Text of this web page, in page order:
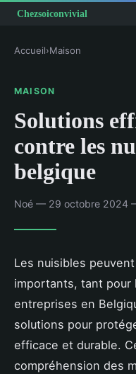
Accueil›Maison
MAISON
Solutions
contre les
belgique
Noé — 29 octobre 2024
Les nuisibles
importants, tant pour
entreprises en
solutions pour
efficace et durable.
compréhension des